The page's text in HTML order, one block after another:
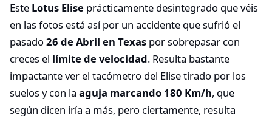
Este Lotus Elise prácticamente desintegrado que véis
en las fotos está así por un accidente que sufrió el
pasado26 de Abril en Texas por sobrepasar con
creces el límite de velocidad. Resulta bastante
impactante ver el tacómetro del Elise tirado por los
suelos y con la aguja marcando 180 Km/h, que
según dicen iría a más, pero ciertamente, resulta